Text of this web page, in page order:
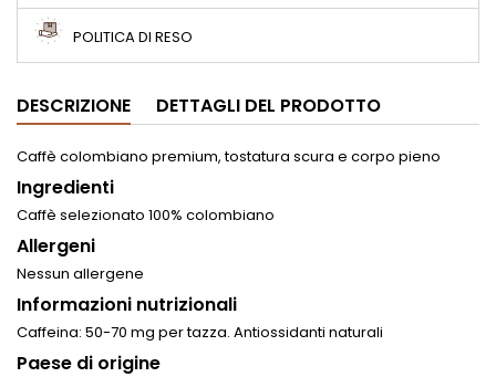
POLITICA DI RESO
DESCRIZIONE DETTAGLI DEL PRODOTTO
Caffè colombiano premium, tostatura scura e corpo pieno
Ingredienti
Caffè selezionato 100% colombiano
Allergeni
Nessun allergene
Informazioni nutrizionali
Caffeina: 50-70 mg per tazza. Antiossidanti naturali
Paese di origine